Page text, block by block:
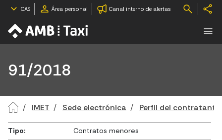
CAS Área personal Canal interno de alertas
91/2018
IMET Sede electrónica Perfil del contratante
Tipo:
Contratos menores